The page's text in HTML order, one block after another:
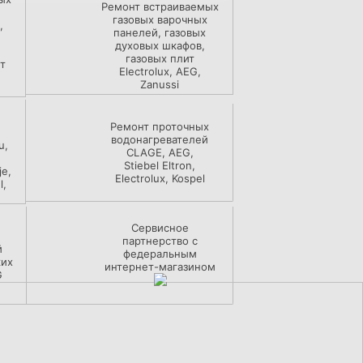
Ремонт встраиваемых
газовых варочных
панелей, газовых
духовых шкафов,
газовых плит
Electrolux, AEG,
Zanussi
Ремонт проточных
водонагревателей
CLAGE, AEG,
Stiebel Eltron,
Electrolux, Kospel
Сервисное
партнерство с
федеральным
интернет-магазином